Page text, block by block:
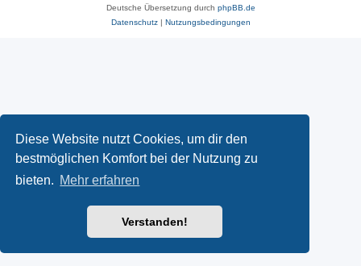
Diese Website nutzt Cookies, um dir den
bestmöglichen Komfort bei der Nutzung zu
bieten. Mehr erfahren
Verstanden!
Deutsche Übersetzung durch phpBB.de
Datenschutz| Nutzungsbedingungen